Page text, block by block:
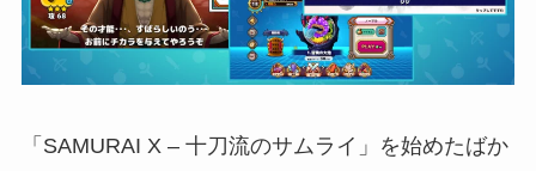
「SAMURAI X – 十刀流のサムライ」を始めたばか